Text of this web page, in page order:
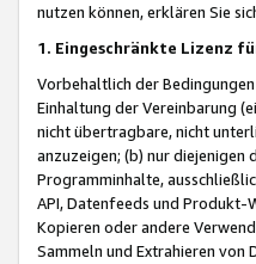
nutzen können, erklären Sie
1. Eingeschränkte Lizenz
Vorbehaltlich der
Einhaltung der Vereinbarung
nicht übertragbare, nicht
anzuzeigen; (b) nur diejenigen
Programminhalte,
API, Datenfeeds und Produkt-
Kopieren oder andere
Sammeln und Extrahieren von